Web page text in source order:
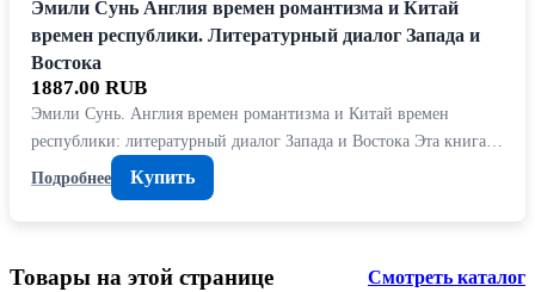
Эмили Сунь Англия времен романтизма и Китай
времен республики. Литературный диалог Запада и
Востока
1887.00 RUB
Эмили Сунь. Англия времен романтизма и Китай времен
республики: литературный диалог Запада и Востока Эта книга…
Подробнее
Купить
Товары на этой странице Смотреть каталог